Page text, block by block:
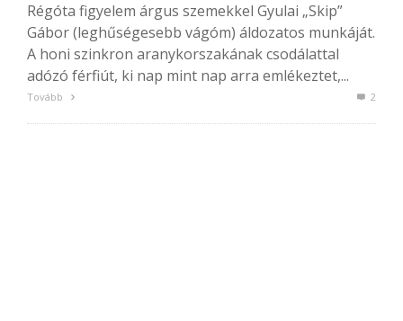
Régóta figyelem árgus szemekkel Gyulai „Skip”
Gábor (leghűségesebb vágóm) áldozatos munkáját.
A honi szinkron aranykorszakának csodálattal
adózó férfiút, ki nap mint nap arra emlékeztet,...
Tovább 2